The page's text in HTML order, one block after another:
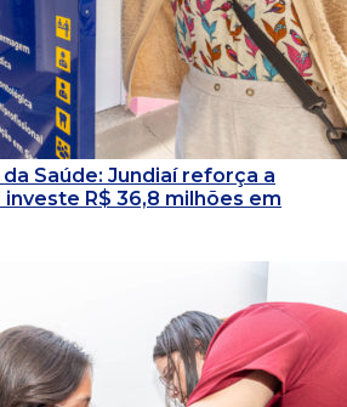
Saúde: Jundiaí reforça a
R$ 36,8 milhões em